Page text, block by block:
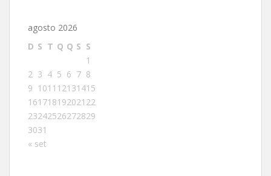
agosto 2026
D S T Q Q S S
1
2 3 4 5 6 7 8
9 1011 12131415
161718192021 22
23242526272829
3031
« set